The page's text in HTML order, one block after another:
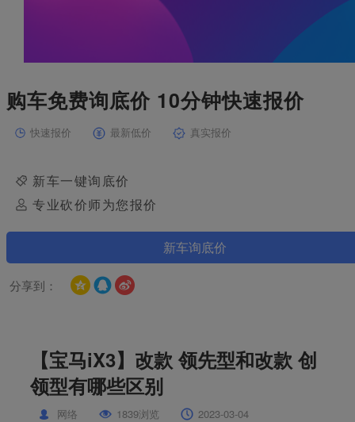
购车免费询底价 10分钟快速报价
快速报价 最新低价 真实报价
新车一键询底价
专业砍价师为您报价
新车询底价
分享到：
【宝马iX3】改款 领先型和改款 创
领型有哪些区别
网络 1839浏览 2023-03-04